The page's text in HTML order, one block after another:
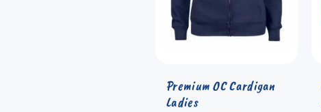
Premium OC Cardigan
Ladies